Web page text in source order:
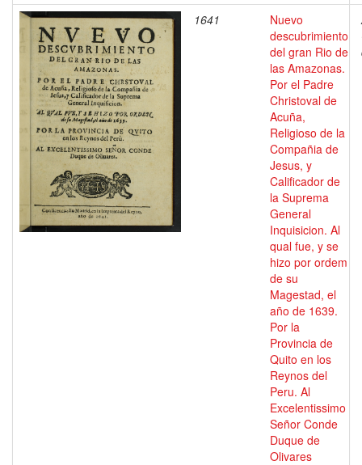
1641
Nuevo
descubrimiento
del gran Rio de
las Amazonas.
Por el Padre
Christoval de
Acuña,
Religioso de la
Compañia de
Jesus, y
Calificador de
la Suprema
General
Inquisicion. Al
qual fue, y se
hizo por ordem
de su
Magestad, el
año de 1639.
Por la
Provincia de
Quito en los
Reynos del
Peru. Al
Excelentissimo
Señor Conde
Duque de
Olivares